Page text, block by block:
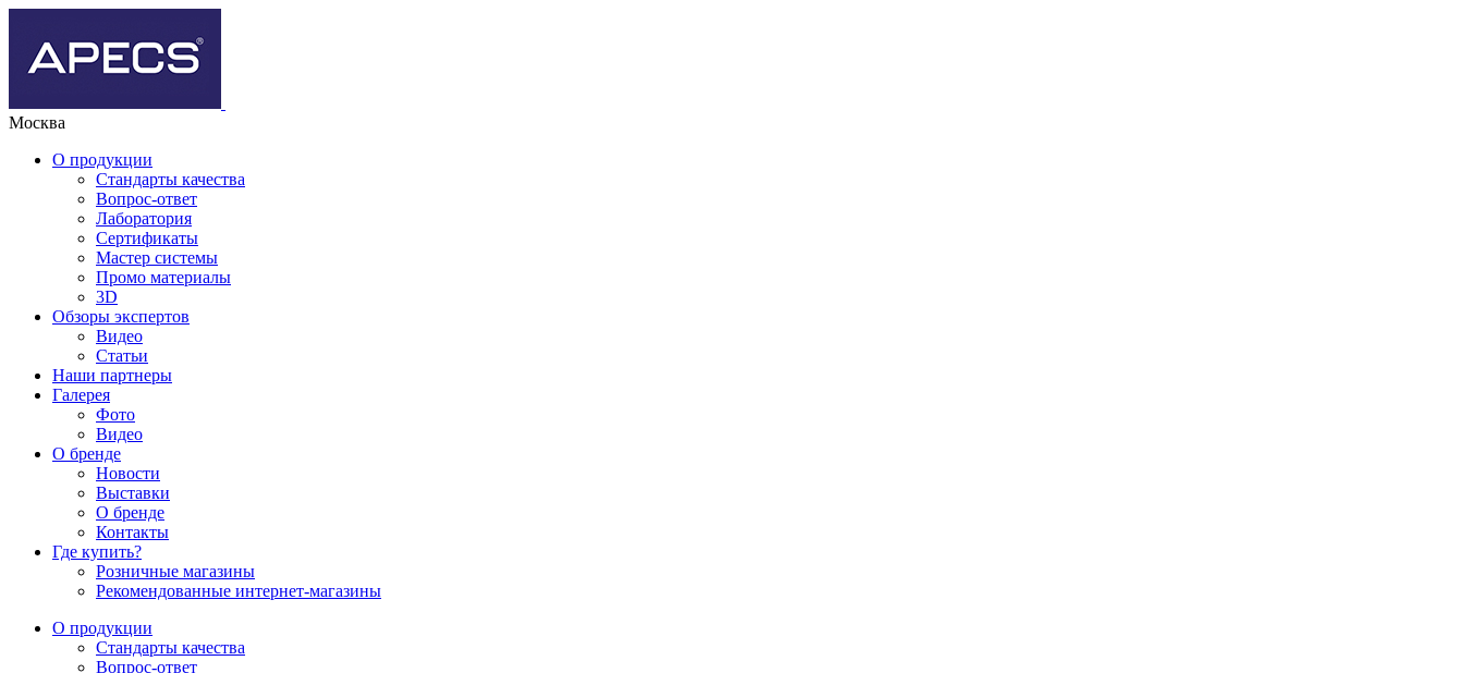
Москва
О продукции
Стандарты качества
Вопрос-ответ
Лаборатория
Сертификаты
Мастер системы
Промо материалы
3D
Обзоры экспертов
Видео
Статьи
Наши партнеры
Галерея
Фото
Видео
О бренде
Новости
Выставки
О бренде
Контакты
Где купить?
Розничные магазины
Рекомендованные интернет-магазины
О продукции
Стандарты качества
Вопрос-ответ